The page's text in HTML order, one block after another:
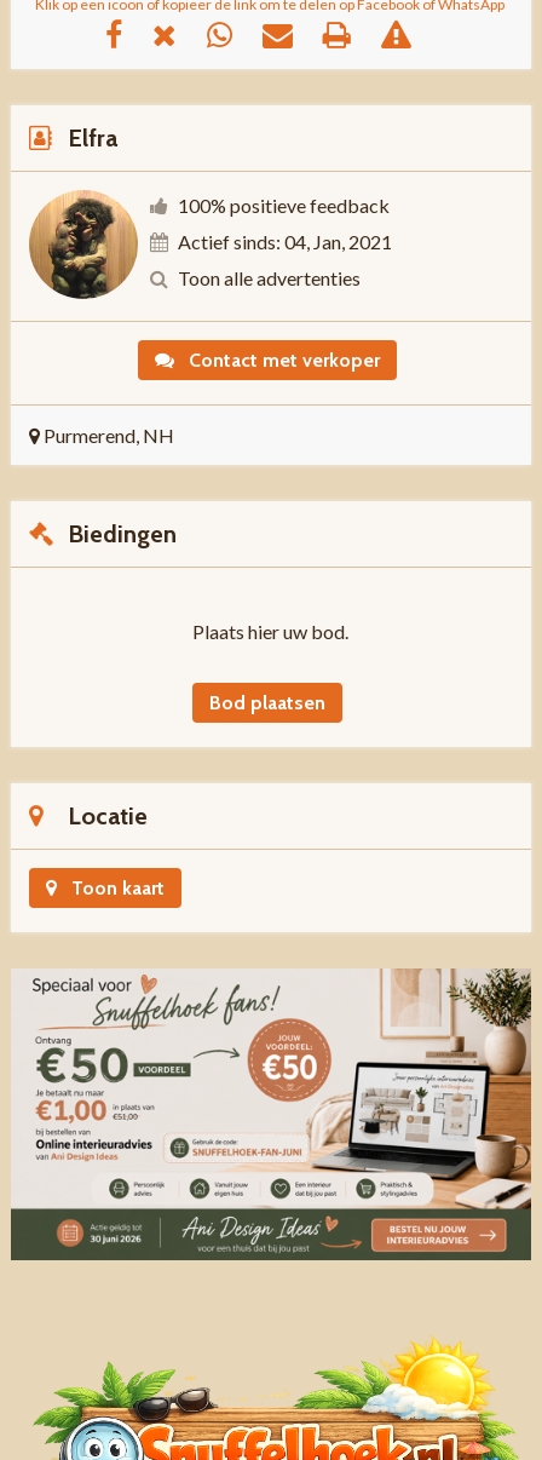
Klik op een icoon of kopieer de link om te delen op Facebook of WhatsApp
Elfra
100% positieve feedback
Actief sinds: 04, Jan, 2021
Toon alle advertenties
Contact met verkoper
Purmerend, NH
Biedingen
Plaats hier uw bod.
Bod plaatsen
Locatie
Toon kaart